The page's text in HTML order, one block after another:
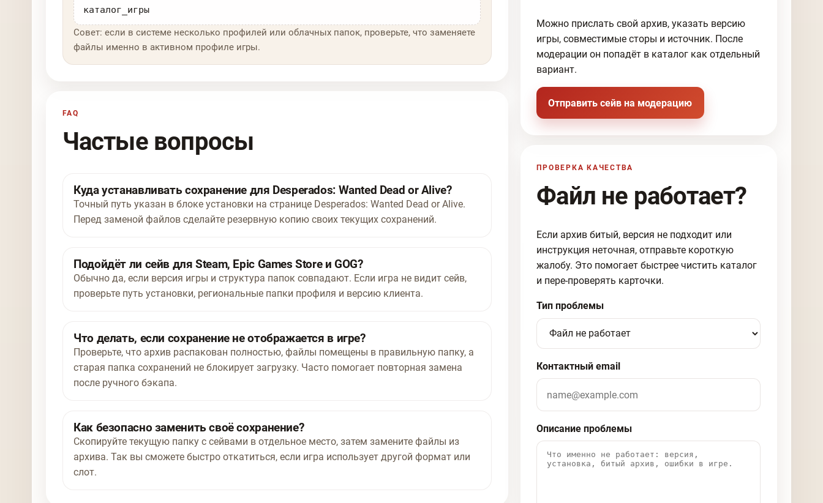
каталог_игры
Совет: если в системе несколько профилей или облачных папок, проверьте, что заменяете
файлы именно в активном профиле игры.
FAQ
Частые вопросы
Куда устанавливать сохранение для Desperados: Wanted Dead or Alive?
Точный путь указан в блоке установки на странице Desperados: Wanted Dead or Alive.
Перед заменой файлов сделайте резервную копию своих текущих сохранений.
Подойдёт ли сейв для Steam, Epic Games Store и GOG?
Обычно да, если версия игры и структура папок совпадают. Если игра не видит сейв,
проверьте путь установки, региональные папки профиля и версию клиента.
Что делать, если сохранение не отображается в игре?
Проверьте, что архив распакован полностью, файлы помещены в правильную папку, а
старая папка сохранений не блокирует загрузку. Часто помогает повторная замена
после ручного бэкапа.
Как безопасно заменить своё сохранение?
Скопируйте текущую папку с сейвами в отдельное место, затем замените файлы из
архива. Так вы сможете быстро откатиться, если игра использует другой формат или
слот.
Можно прислать свой архив, указать версию
игры, совместимые сторы и источник. После
модерации он попадёт в каталог как отдельный
вариант.
Отправить сейв на модерацию
ПРОВЕРКА КАЧЕСТВА
Файл не работает?
Если архив битый, версия не подходит или
инструкция неточная, отправьте короткую
жалобу. Это помогает быстрее чистить каталог
и пере-проверять карточки.
Тип проблемы
Контактный email
Описание проблемы